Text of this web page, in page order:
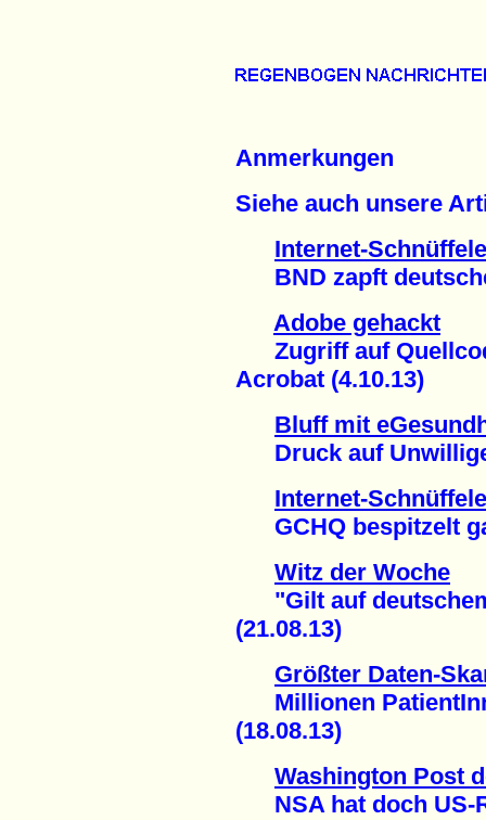
Anmerkungen
Siehe auch unsere
Internet-
BND zapft
Adobe gehackt
Zugriff auf
Acrobat (4.10.13)
Bluff mit
Druck auf Unwillige
Internet-
GCHQ bespitzelt
Witz der Woche
"Gilt auf
(21.08.13)
Größter Daten-
Millionen
(18.08.13)
Washington Post
NSA hat doch US-